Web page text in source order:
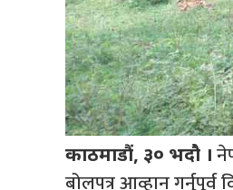
काठमाडौं, ३० भदौ ।
बोलपत्र आव्हान